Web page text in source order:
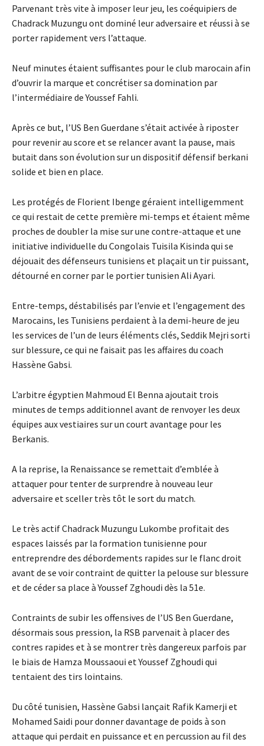
Parvenant très vite à imposer leur jeu, les coéquipiers de
Chadrack Muzungu ont dominé leur adversaire et réussi à se
porter rapidement vers l’attaque.
Neuf minutes étaient suffisantes pour le club marocain afin
d’ouvrir la marque et concrétiser sa domination par
l’intermédiaire de Youssef Fahli.
Après ce but, l’US Ben Guerdane s’était activée à riposter
pour revenir au score et se relancer avant la pause, mais
butait dans son évolution sur un dispositif défensif berkani
solide et bien en place.
Les protégés de Florient Ibenge géraient intelligemment
ce qui restait de cette première mi-temps et étaient même
proches de doubler la mise sur une contre-attaque et une
initiative individuelle du Congolais Tuisila Kisinda qui se
déjouait des défenseurs tunisiens et plaçait un tir puissant,
détourné en corner par le portier tunisien Ali Ayari.
Entre-temps, déstabilisés par l’envie et l’engagement des
Marocains, les Tunisiens perdaient à la demi-heure de jeu
les services de l’un de leurs éléments clés, Seddik Mejri sorti
sur blessure, ce qui ne faisait pas les affaires du coach
Hassène Gabsi.
L’arbitre égyptien Mahmoud El Benna ajoutait trois
minutes de temps additionnel avant de renvoyer les deux
équipes aux vestiaires sur un court avantage pour les
Berkanis.
A la reprise, la Renaissance se remettait d’emblée à
attaquer pour tenter de surprendre à nouveau leur
adversaire et sceller très tôt le sort du match.
Le très actif Chadrack Muzungu Lukombe profitait des
espaces laissés par la formation tunisienne pour
entreprendre des débordements rapides sur le flanc droit
avant de se voir contraint de quitter la pelouse sur blessure
et de céder sa place à Youssef Zghoudi dès la 51e.
Contraints de subir les offensives de l’US Ben Guerdane,
désormais sous pression, la RSB parvenait à placer des
contres rapides et à se montrer très dangereux parfois par
le biais de Hamza Moussaoui et Youssef Zghoudi qui
tentaient des tirs lointains.
Du côté tunisien, Hassène Gabsi lançait Rafik Kamerji et
Mohamed Saidi pour donner davantage de poids à son
attaque qui perdait en puissance et en percussion au fil des